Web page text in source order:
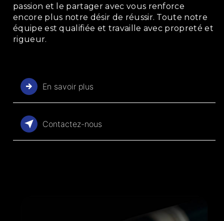
passion et le partager avec vous renforce
encore plus notre désir de réussir. Toute notre
équipe est qualifiée et travaille avec propreté et
rigueur.
En savoir plus
Contactez-nous